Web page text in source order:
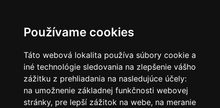
Používame cookies
Táto webová lokalita používa súbory cookie a
iné technológie sledovania na zlepšenie vášho
zážitku z prehliadania na nasledujúce účely:
na umožnenie základnej funkčnosti webovej
stránky, pre lepší zážitok na webe, na meranie